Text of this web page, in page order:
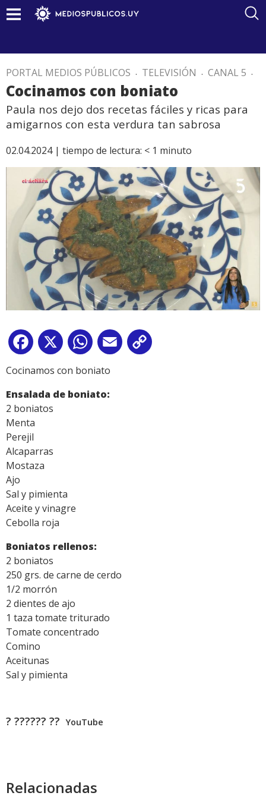
PORTAL MEDIOS PÚBLICOS . TELEVISIÓN . CANAL 5 .
Cocinamos con boniato
Paula nos dejo dos recetas fáciles y ricas para
amigarnos con esta verdura tan sabrosa
02.04.2024 | tiempo de lectura: < 1 minuto
Facebook
X WhatsApp
Email
Cocinamos con boniato
Ensalada de boniato:
2 boniatos
Menta
Perejil
Alcaparras
Mostaza
Ajo
Sal y pimienta
Aceite y vinagre
Cebolla roja
Boniatos rellenos:
2 boniatos
250 grs. de carne de cerdo
1/2 morrón
2 dientes de ajo
1 taza tomate triturado
Tomate concentrado
Comino
Aceitunas
Sal y pimienta
? ?????? ??YouTube
Relacionadas